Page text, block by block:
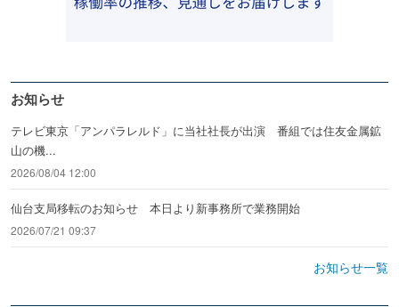
お知らせ
テレビ東京「アンパラレルド」に当社社長が出演 番組では住友金属鉱
山の機...
2026/08/04 12:00
仙台支局移転のお知らせ 本日より新事務所で業務開始
2026/07/21 09:37
お知らせ一覧